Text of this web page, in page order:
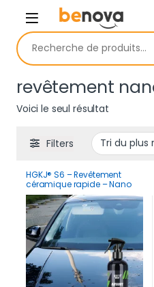
Skip to navigation
Skip to content
Recherche pour :
revêtement
Voici le seul résultat
Filters
HGKJ® S6 – Revêtement
céramique rapide – Nano
Crystal Hydrophobe
imperméable pour voiture
contre la rouille, rayures